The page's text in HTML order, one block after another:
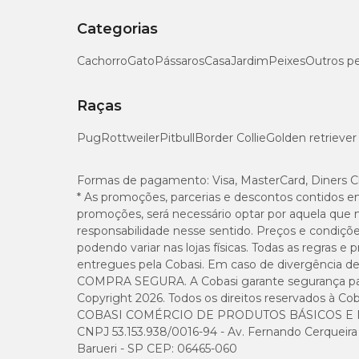
Categorias
CachorroGatoPássarosCasaJardimPeixesOutros
Raças
PugRottweilerPitbullBorder CollieGolden retriever
Formas de pagamento: Visa, MasterCard, Diners
* As promoções, parcerias e descontos contidos
promoções, será necessário optar por aquela
responsabilidade nesse sentido. Preços e
podendo variar nas lojas físicas. Todas as regras
entregues pela Cobasi. Em caso de divergência
COMPRA SEGURA. A Cobasi garante segurança
Copyright 2026. Todos os direitos reservados à
COBASI COMÉRCIO DE PRODUTOS BÁSICOS
CNPJ 53.153.938/0016-94 - Av. Fernando
Barueri - SP CEP: 06465-060